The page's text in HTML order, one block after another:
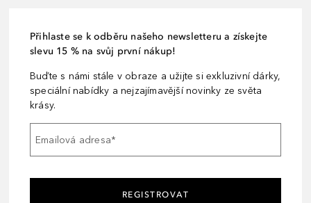
Přihlaste se k odběru našeho newsletteru a získejte
slevu 15 % na svůj první nákup!
Buďte s námi stále v obraze a užijte si exkluzivní dárky,
speciální nabídky a nejzajímavější novinky ze světa
krásy.
Emailová adresa*
REGISTROVAT